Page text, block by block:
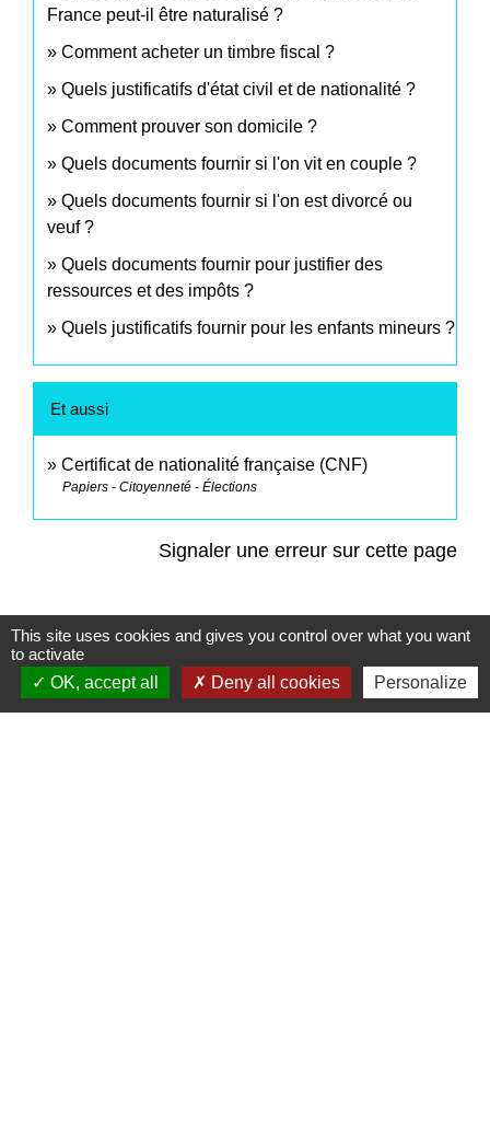
France peut-il être naturalisé ?
Comment acheter un timbre fiscal ?
Quels justificatifs d'état civil et de nationalité ?
Comment prouver son domicile ?
Quels documents fournir si l'on vit en couple ?
Quels documents fournir si l'on est divorcé ou
veuf ?
Quels documents fournir pour justifier des
ressources et des impôts ?
Quels justificatifs fournir pour les enfants mineurs ?
Et aussi
Certificat de nationalité française (CNF)
Papiers - Citoyenneté - Élections
Signaler une erreur sur cette page
Contacts
This site uses cookies and gives you control over what you want
to activate
OK, accept all
Deny all cookies Personalize